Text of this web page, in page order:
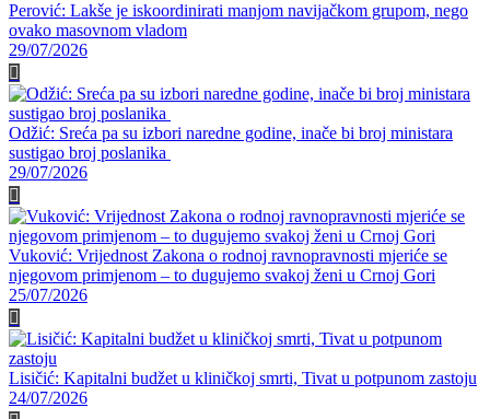
Perović: Lakše je iskoordinirati manjom navijačkom grupom, nego
ovako masovnom vladom
29/07/2026
Odžić: Sreća pa su izbori naredne godine, inače bi broj ministara
sustigao broj poslanika
29/07/2026
Vuković: Vrijednost Zakona o rodnoj ravnopravnosti mjeriće se
njegovom primjenom – to dugujemo svakoj ženi u Crnoj Gori
25/07/2026
Lisičić: Kapitalni budžet u kliničkoj smrti, Tivat u potpunom zastoju
24/07/2026